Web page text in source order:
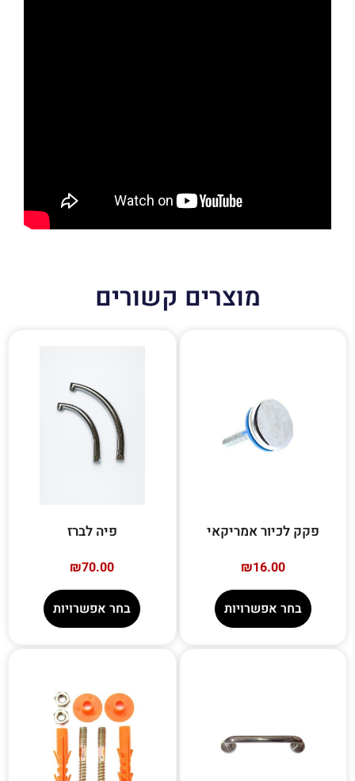
מוצרים קשורים
פקק לכיור אמריקאי
₪16.00
בחר אפשרויות
פיה לברז
₪70.00
בחר אפשרויות